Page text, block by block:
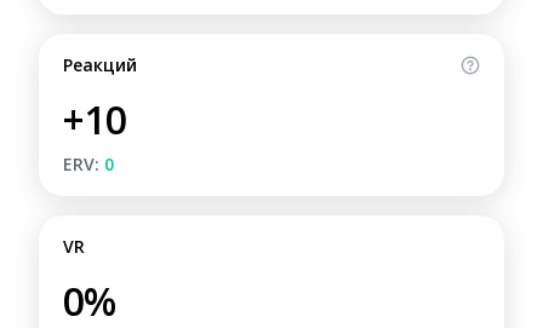
Реакций
+10
ERV: 0
VR
0%